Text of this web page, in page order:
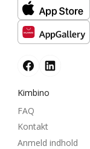
Kimbino
FAQ
Kontakt
Anmeld indhold